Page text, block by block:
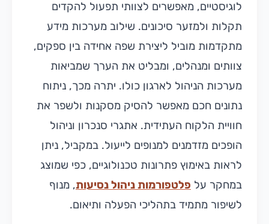
לוגיסטיים, מאפשרים לצוותי תפעול להקדים
תקלות ולמזער סיכונים. שילוב מערכות מידע
מתקדמות מוביל ליצירת שפה אחידה בין ספקים,
צוותים ומנהלים, ומבליט את הערך שמביאות
מערכות הניהול לארגון כולו. יתרה מכך, ניתוח
נתונים חכם מאפשר להסיק מסקנות ולשפר את
חוויית הלקוח העתידית. אתגרי סנכרון וניהול
הופכים מזדמנים למנופים לייעול. במקביל, ניתן
לראות באימוץ פתרונות טכנולוגיים, כפי שמוצג
במחקר על פלטפורמות ניהול נסיעות, מנוף
לשיפור מתמיד בתהליכי הפעלה ותיאום.